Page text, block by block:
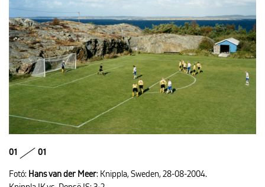
01 01
Fotó: Hans van der Meer: Knippla, Sweden, 28-08-2004.